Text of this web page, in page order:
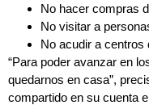
No hacer compras
No visitar a
No acudir a centros
“Para poder avanzar en
quedarnos en casa”,
compartido en su cuenta